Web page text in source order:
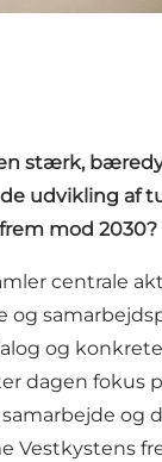
stærk,
udvikling af
mod 2030?
centrale
og
og konkrete
dagen fokus
og
Vestkystens